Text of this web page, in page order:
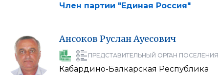
Член партии "Единая Россия"
Ансоков РусланАуесович
ПРЕДСТАВИТЕЛЬНЫЙ ОРГАН ПОСЕЛЕНИЯ
Кабардино-Балкарская Республика